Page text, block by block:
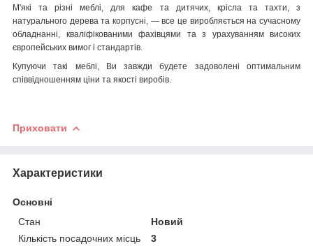
М'які та різні меблі, для кафе та дитячих, крісла та тахти, з
натурального дерева та корпусні, — все це виробляється на сучасному
обладнанні, кваліфікованими фахівцями та з урахуванням високих
європейських вимог і стандартів.
Купуючи такі меблі, Ви завжди будете задоволені оптимальним
співвідношенням ціни та якості виробів.
Приховати
Характеристики
Основні
Стан
Новий
Кількість посадочних місць
3